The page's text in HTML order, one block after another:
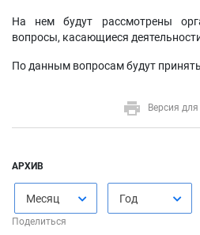
На нем будут рассмотрены
вопросы, касающиеся
По данным вопросам будут
Версия
АРХИВ
Месяц Год
Поделиться